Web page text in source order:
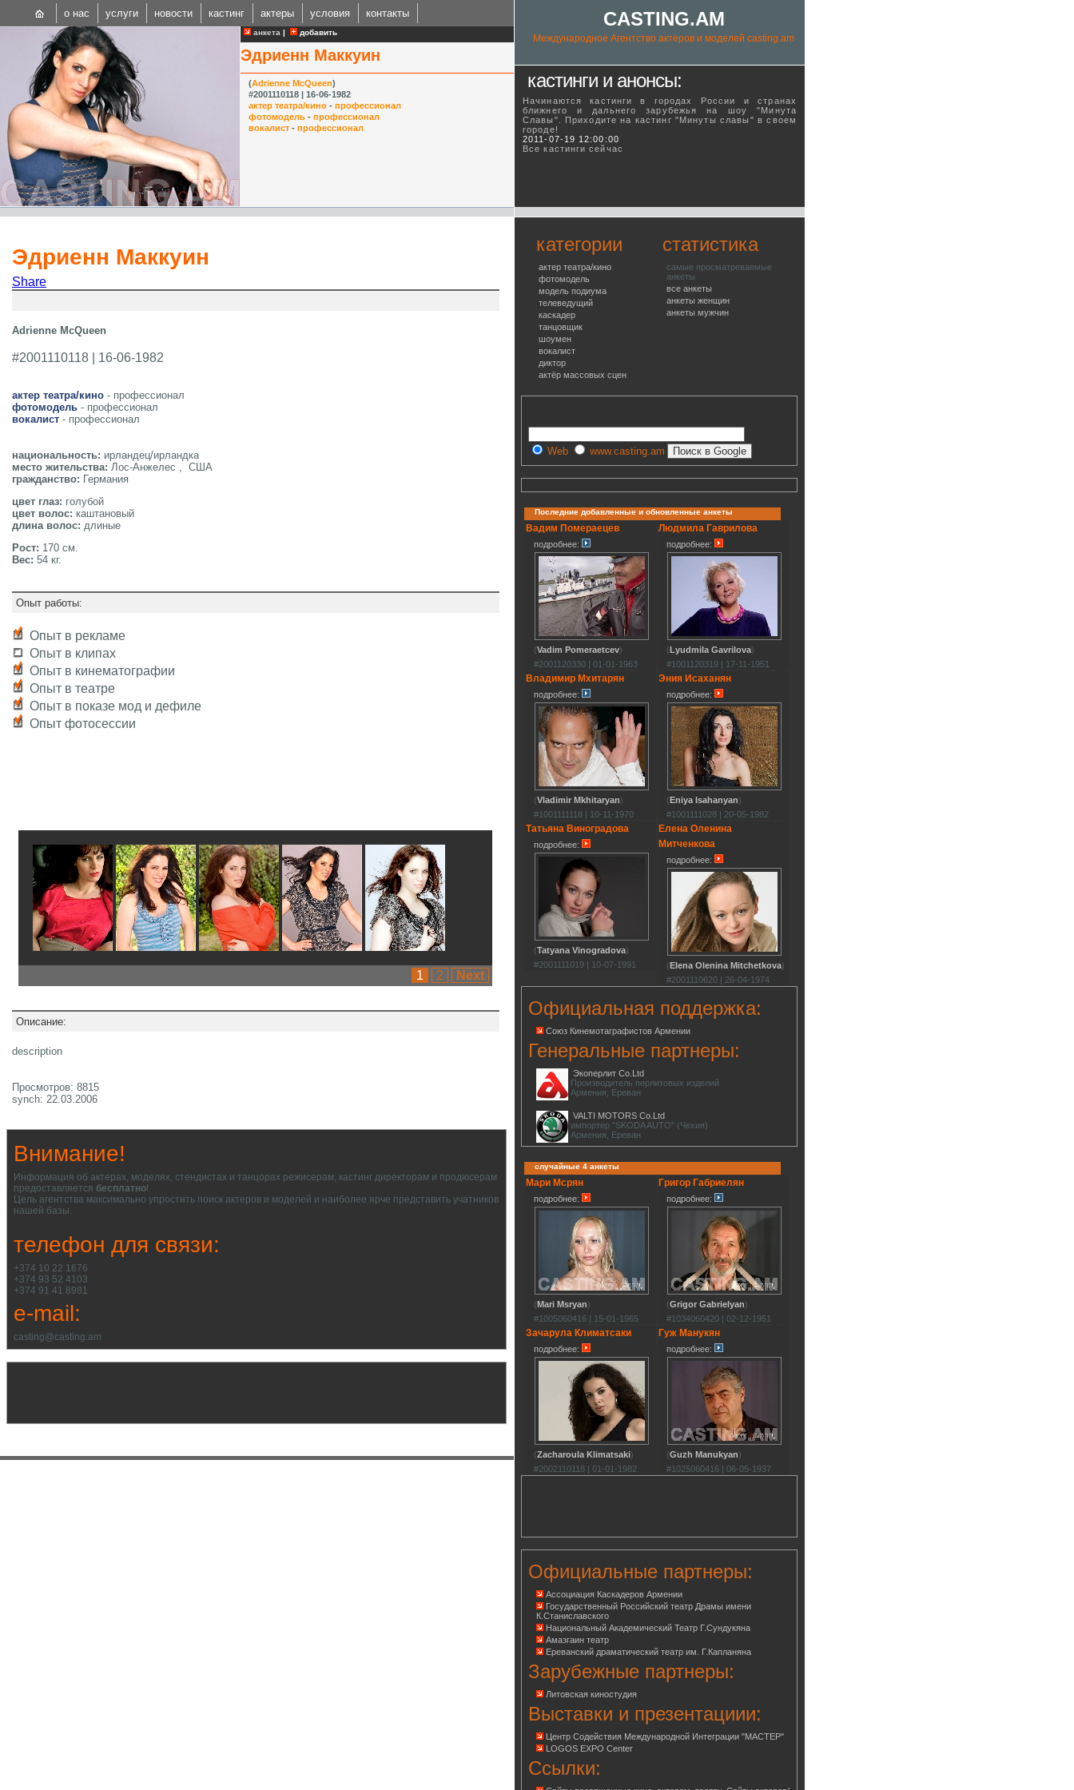
анкета | добавить
Эдриенн Маккуин
(Adrienne McQueen)
#2001110118 | 16-06-1982
актер театра/кино - профессионал
фотомодель - профессионал
вокалист - профессионал
Эдриенн Маккуин
Share
Adrienne McQueen
#2001110118 | 16-06-1982
актер театра/кино - профессионал
фотомодель - профессионал
вокалист - профессионал
национальность: ирландец/ирландка
место жительства: Лос-Анжелес , США
гражданство: Германия
цвет глаз: голубой
цвет волос: каштановый
длина волос: длиные
Рост: 170 см.
Вес: 54 кг.
Опыт работы:
Опыт в рекламе
Опыт в клипах
Опыт в кинематографии
Опыт в театре
Опыт в показе мод и дефиле
Опыт фотосессии
1 2 Next
Описание:
description
Просмотров: 8815
synch: 22.03.2006
Внимание!
Информация об актерах, моделях, стендистах и танцорах режисерам, кастинг директорам и продюсерам
предоставляется бесплатно!
Цель агентства максимально упростить поиск актеров и моделей и наиболее ярче представить учатников
нашей базы.
телефон для связи:
+374 10 22 1676
+374 93 52 4103
+374 91 41 8981
e-mail:
casting@casting.am
о нас услуги новости кастинг актеры условия контакты CASTING.AM
Международное Агентство актеров и моделей casting.am
кастинги и анонсы:
Начинаются кастинги в городах России и странах
ближнего и дальнего зарубежья на шоу "Минута
Славы". Приходите на кастинг "Минуты славы" в своeм
городе!
2011-07-19 12:00:00
Все кастинги сейчас
категории
актер театра/кино
фотомодель
модель подиума
телеведущий
каскадер
танцовщик
шоумен
вокалист
диктор
актёр массовых сцен
статистика
самые просматреваемые
анкеты
все анкеты
анкеты женщин
анкеты мужчин
Web www.casting.am
Последние добавленные и обновленные анкеты
Вадим Помераецев
подробнее:
(Vadim Pomeraetcev)
#2001120330 | 01-01-1963
Людмила Гаврилова
подробнее:
(Lyudmila Gavrilova)
#1001120319 | 17-11-1951
Владимир Мхитарян
подробнее:
(Vladimir Mkhitaryan)
#1001111118 | 10-11-1970
Эния Исаханян
подробнее:
(Eniya Isahanyan)
#1001111028 | 20-05-1982
Татьяна Виноградова
подробнее:
(Tatyana Vinogradova)
#2001111019 | 10-07-1991
Елена Оленина
Митченкова
подробнее:
(Elena Olenina Mitchetkova)
#2001110620 | 26-04-1974
Официальная поддержка:
Союз Кинемотаграфистов Армении
Генеральные партнеры:
Экоперлит Co.Ltd
Производитель перлитовых изделий
Армения, Ереван
VALTI MOTORS Co.Ltd
импортер "SKODA AUTO" (Чехия)
Армения, Ереван
случайные 4 анкеты
Мари Мсрян
подробнее:
(Mari Msryan)
#1005060416 | 15-01-1965
Григор Габриелян
подробнее:
(Grigor Gabrielyan)
#1034060420 | 02-12-1951
Зачарула Климатсаки
подробнее:
(Zacharoula Klimatsaki)
#2002110118 | 01-01-1982
Гуж Манукян
подробнее:
(Guzh Manukyan)
#1025060416 | 06-05-1937
Официальные партнеры:
Ассоциация Каскадеров Армении
Государственный Российский театр Драмы имени
К.Станиславского
Национальный Академический Театр Г.Сундукяна
Амазгаин театр
Ереванский драматический театр им. Г.Капланяна
Зарубежные партнеры:
Литовская киностудия
Выставки и презентациии:
Центр Содействия Международной Интеграции "МАСТЕР"
LOGOS EXPO Center
Ссылки: